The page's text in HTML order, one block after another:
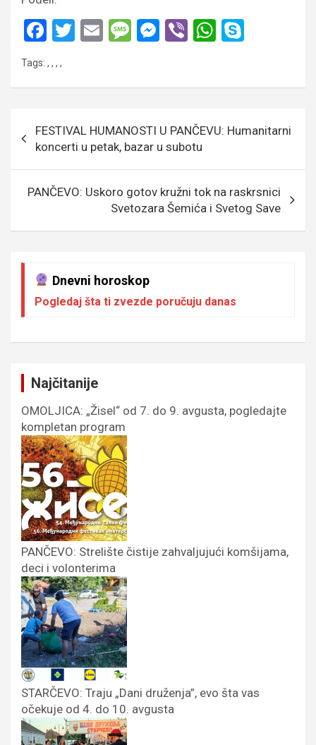
F
ce
o
o
k
T
E
M
g
e
M
g
er
Vi W
A
p
p
Tags: , , , ,
чланка
FESTIVAL HUMANOSTI U PANČEVU: Humanitarni
koncerti u petak, bazar u subotu
PANČEVO: Uskoro gotov kružni tok na raskrsnici
Svetozara Šemića i Svetog Save
Dnevni horoskop
Pogledaj šta ti zvezde poručuju danas
Najčitanije
OMOLJICA: „Žisel“ od 7. do 9. avgusta, pogledajte
kompletan program
PANČEVO: Strelište čistije zahvaljujući komšijama,
deci i volonterima
STARČEVO: Traju „Dani druženja”, evo šta vas
očekuje od 4. do 10. avgusta